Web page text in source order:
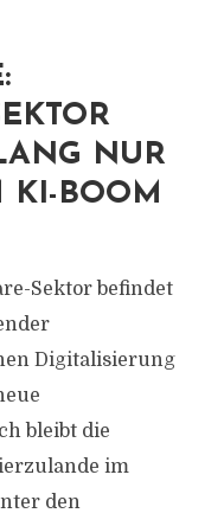
NUR
KI-BOOM
Sektor befindet
Digitalisierung
bleibt die
im
den